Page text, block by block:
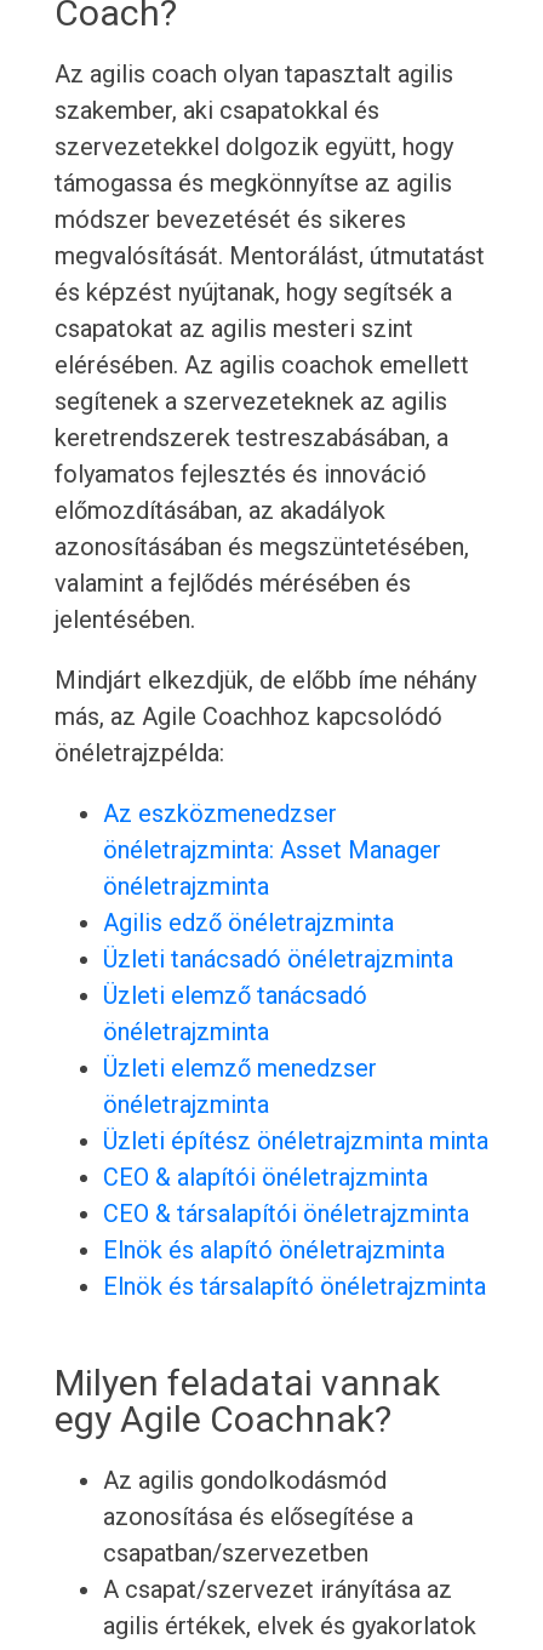
Coach?
Az agilis coach olyan tapasztalt agilis
szakember, aki csapatokkal és
szervezetekkel dolgozik együtt, hogy
támogassa és megkönnyítse az agilis
módszer bevezetését és sikeres
megvalósítását. Mentorálást, útmutatást
és képzést nyújtanak, hogy segítsék a
csapatokat az agilis mesteri szint
elérésében. Az agilis coachok emellett
segítenek a szervezeteknek az agilis
keretrendszerek testreszabásában, a
folyamatos fejlesztés és innováció
előmozdításában, az akadályok
azonosításában és megszüntetésében,
valamint a fejlődés mérésében és
jelentésében.
Mindjárt elkezdjük, de előbb íme néhány
más, az Agile Coachhoz kapcsolódó
önéletrajzpélda:
Az eszközmenedzser
önéletrajzminta: Asset Manager
önéletrajzminta
Agilis edző önéletrajzminta
Üzleti tanácsadó önéletrajzminta
Üzleti elemző tanácsadó
önéletrajzminta
Üzleti elemző menedzser
önéletrajzminta
Üzleti építész önéletrajzminta minta
CEO & alapítói önéletrajzminta
CEO & társalapítói önéletrajzminta
Elnök és alapító önéletrajzminta
Elnök és társalapító önéletrajzminta
Milyen feladatai vannak
egy Agile Coachnak?
Az agilis gondolkodásmód
azonosítása és elősegítése a
csapatban/szervezetben
A csapat/szervezet irányítása az
agilis értékek, elvek és gyakorlatok